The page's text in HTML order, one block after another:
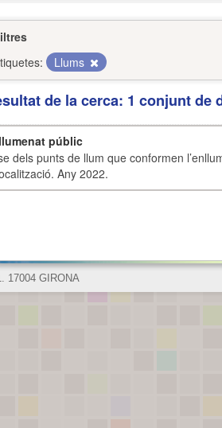
Llums
de la cerca: 1 conjunt de
públic
dels punts de llum que conformen
Any 2022.
17004 GIRONA